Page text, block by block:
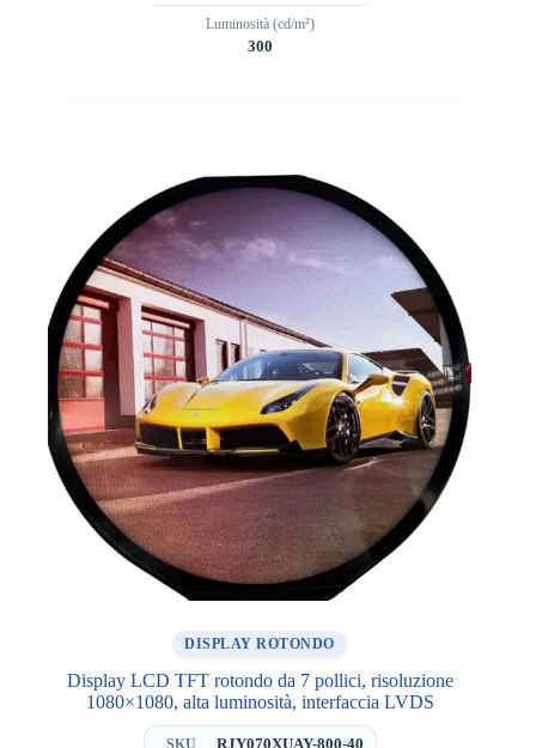
Luminosità (cd/m²)
300
DISPLAY ROTONDO
Display LCD TFT rotondo da 7 pollici, risoluzione
1080×1080, alta luminosità, interfaccia LVDS
SKU RJY070XUAY-800-40